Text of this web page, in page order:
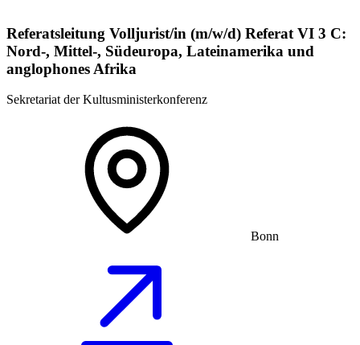
Referatsleitung Volljurist/in (m/w/d) Referat VI 3 C:
Nord-, Mittel-, Südeuropa, Lateinamerika und
anglophones Afrika
Sekretariat der Kultusministerkonferenz
Bonn